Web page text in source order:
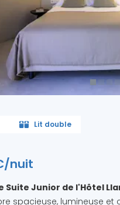
Lit double
nuit
Suite Junior de l'Hôtel
spacieuse, lumineuse et